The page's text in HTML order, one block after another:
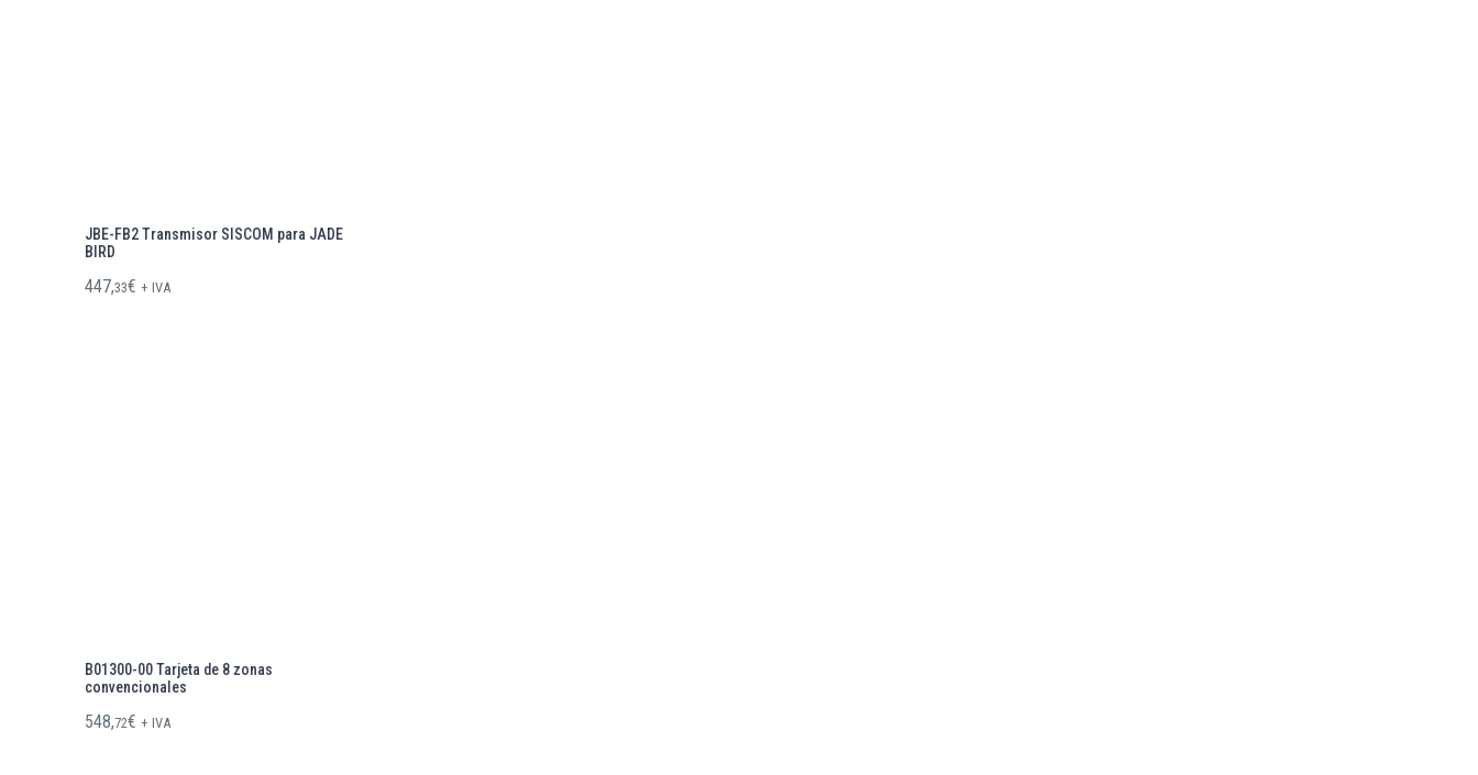
JBE-FB2 Transmisor SISCOM para JADE
BIRD
447,33€ + IVA
B01300-00 Tarjeta de 8 zonas
convencionales
548,72€ + IVA